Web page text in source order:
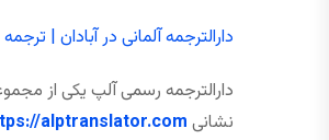
دارالترجمه آلمانی در آبادان |
دارالترجمه رسمی آلپ یکی از
نشانی alptranslator.com